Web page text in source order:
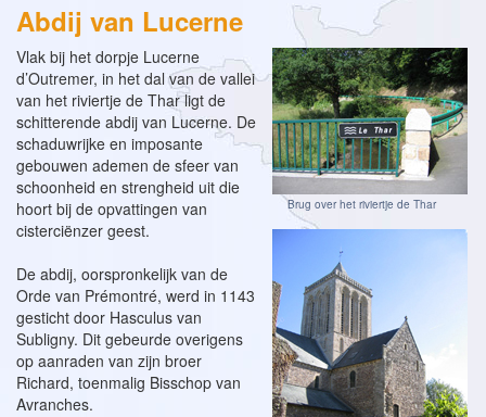
Abdij van Lucerne
Brug over het riviertje de Thar
Vlak bij het dorpje Lucerne
d’Outremer, in het dal van de vallei
van het riviertje de Thar ligt de
schitterende abdij van Lucerne. De
schaduwrijke en imposante
gebouwen ademen de sfeer van
schoonheid en strengheid uit die
hoort bij de opvattingen van
cisterciënzer geest.
De abdij, oorspronkelijk van de
Orde van Prémontré, werd in 1143
gesticht door Hasculus van
Subligny. Dit gebeurde overigens
op aanraden van zijn broer
Richard, toenmalig Bisschop van
Avranches.